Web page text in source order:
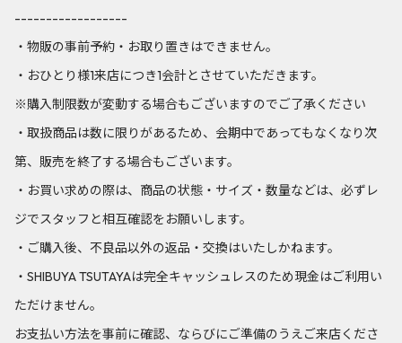
------------------
・物販の事前予約・お取り置きはできません。
・おひとり様1来店につき1会計とさせていただきます。
※購入制限数が変動する場合もございますのでご了承ください
・取扱商品は数に限りがあるため、会期中であってもなくなり次
第、販売を終了する場合もございます。
・お買い求めの際は、商品の状態・サイズ・数量などは、必ずレ
ジでスタッフと相互確認をお願いします。
・ご購入後、不良品以外の返品・交換はいたしかねます。
・SHIBUYA TSUTAYAは完全キャッシュレスのため現金はご利用い
ただけません。
お支払い方法を事前に確認、ならびにご準備のうえご来店くださ